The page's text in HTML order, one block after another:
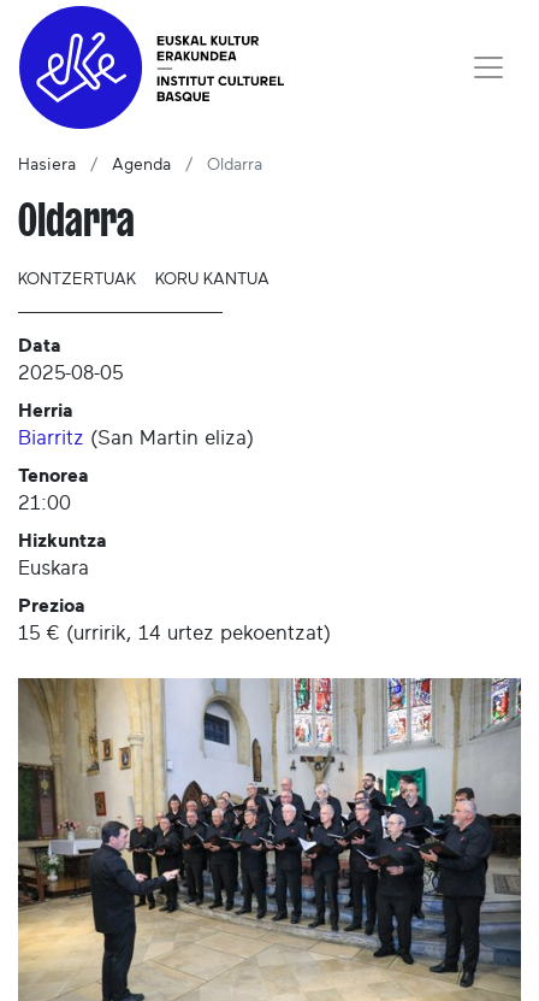
Hasiera Agenda Oldarra
Oldarra
KONTZERTUAK KORU KANTUA
Data
2025-08-05
Herria
Biarritz (San Martin eliza)
Tenorea
21:00
Hizkuntza
Euskara
Prezioa
15 € (urririk, 14 urtez pekoentzat)